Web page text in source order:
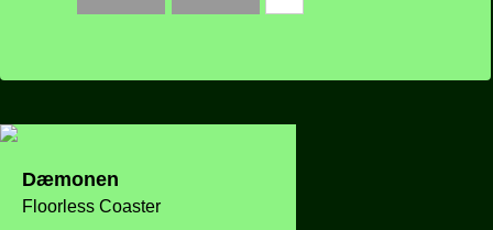
Dæmonen
Floorless Coaster